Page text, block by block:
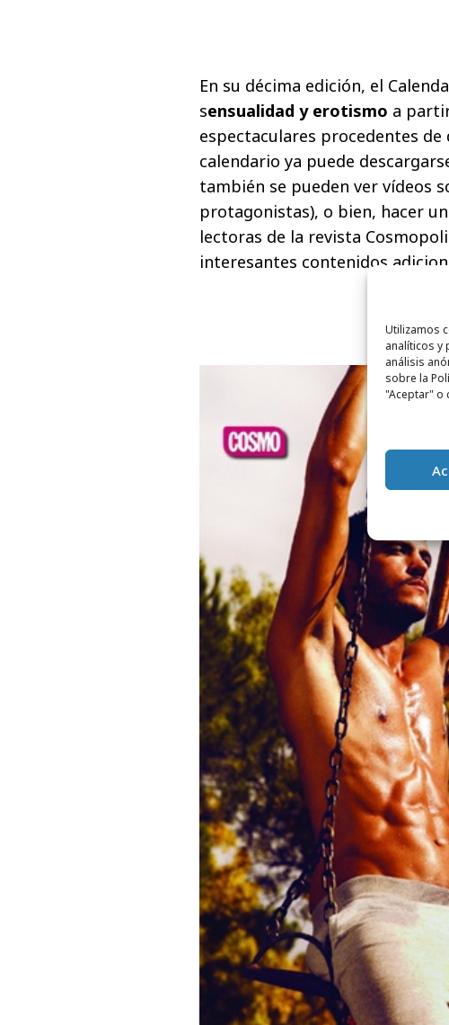
Utilizamos
analíticos y
análisis
sobre la
"Aceptar" o
En su décima edición, el
sensualidad y erotismo a
espectaculares procedentes
calendario ya puede
también se pueden ver vídeos
protagonistas), o bien, hacer
lectoras de la revista
interesantes contenidos